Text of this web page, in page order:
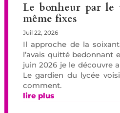
Le bonheur par le
même fixes
Juil 22, 2026
Il approche de la
l’avais quitté bedonnant
juin 2026 je le découvre
Le gardien du lycée
comment.
lire plus